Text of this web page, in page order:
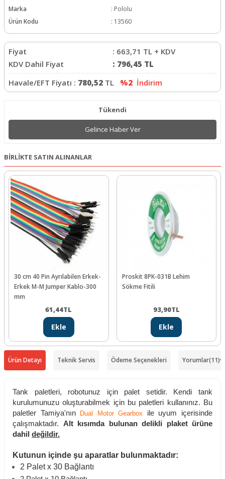
Marka : Pololu
Ürün Kodu
: 13560
Fiyat : 663,71 TL + KDV
KDV Dahil Fiyat
: 796,45 TL
Havale/EFT Fiyatı : 780,52 TL %2 İndirim
Tükendi
Gelince Haber Ver
BİRLİKTE SATIN ALINANLAR
30 cm 40 Pin Ayrılabilen Erkek-
Erkek M-M Jumper Kablo-300
mm
61,44TL
Ekle
Proskit 8PK-031B Lehim
Sökme Fitili
93,90TL
Ekle
Ürün Detayı Teknik Servis Ödeme Seçenekleri Yorumlar(11)
Tank paletleri, robotunuz için palet setidir. Kendi tank
kurulumunuzu oluşturabilmek için bu paletleri kullanınız. Bu
paletler Tamiya'nın
Dual Motor Gearbox
ile uyum içerisinde
çalışmaktadır. Alt kısımda bulunan delikli plaket ürüne
dahil değildir.
Kutunun içinde şu aparatlar bulunmaktadır:
2 Palet x 30 Bağlantı